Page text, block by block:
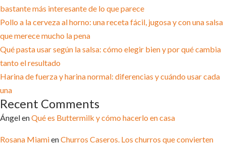
bastante más interesante de lo que parece
Pollo a la cerveza al horno: una receta fácil, jugosa y con una salsa
que merece mucho la pena
Qué pasta usar según la salsa: cómo elegir bien y por qué cambia
tanto el resultado
Harina de fuerza y harina normal: diferencias y cuándo usar cada
una
Recent Comments
ÁngelenQué es Buttermilk y cómo hacerlo en casa
Rosana MiamienChurros Caseros. Los churros que convierten